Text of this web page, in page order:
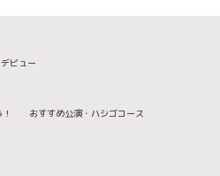
ビュー
おすすめ公演・ハシゴコース